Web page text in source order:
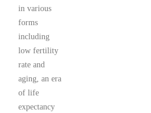
in various
forms
including
low fertility
rate and
aging, an era
of life
expectancy